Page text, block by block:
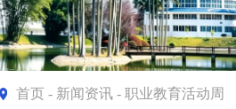
首页- 新闻资讯 - 职业教育活动周